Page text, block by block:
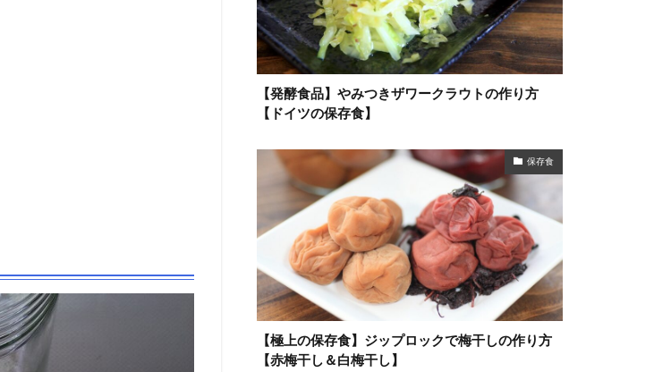
【発酵食品】やみつきザワークラウトの作り方
【ドイツの保存食】
保存食
【極上の保存食】ジップロックで梅干しの作り方
【赤梅干し＆白梅干し】